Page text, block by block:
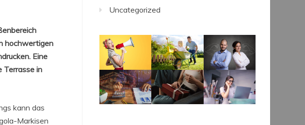
hochwertigen
Eine
Terrasse in
kann das
Markisen
Uncategorized